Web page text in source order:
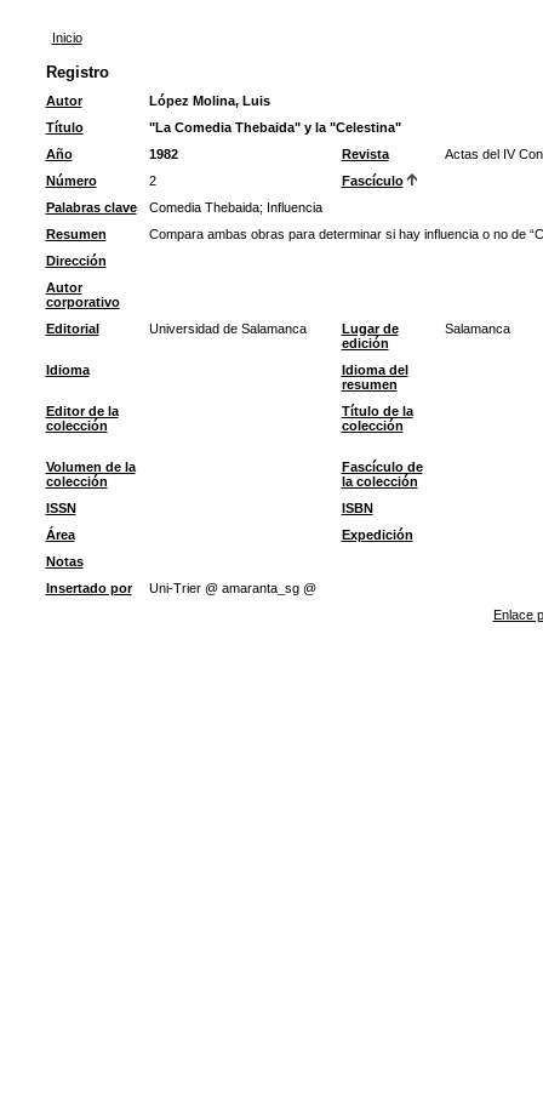
Inicio
Registro
Autor
López Molina, Luis
Título
"La Comedia Thebaida" y la "Celestina"
Año
1982 Revista
Actas del IV
Número
2
Fascículo
Palabras clave
Comedia Thebaida; Influencia
Resumen
Compara ambas obras para determinar si hay influencia o no de
Dirección
Autor
corporativo
Editorial
Universidad de Salamanca
Lugar de
edición
Salamanca
Idioma
Idioma del
resumen
Editor de la
colección
Título de la
colección
Volumen de la
colección
Fascículo de
la colección
ISSN
ISBN
Área
Expedición
Notas
Insertado por
Uni-Trier @ amaranta_sg @
Enlace